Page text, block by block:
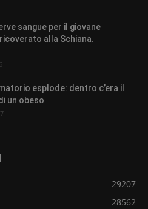
sangue per il giovane
alla Schiana.
esplode: dentro c’era il
un obeso
29207
28562